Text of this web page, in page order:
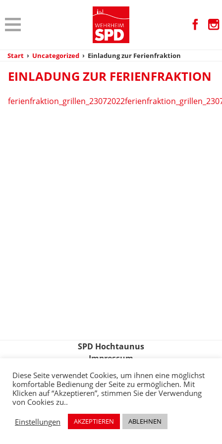
Start › Uncategorized › Einladung zur Ferienfraktion
EINLADUNG ZUR FERIENFRAKTION
ferienfraktion_grillen_23072022
SPD Hochtaunus
Impressum
Datenschutzerklärung
© SPD Wehrheimpowered by Taunus Webdesign
Diese Seite verwendet Cookies, um ihnen eine möglichst
komfortable Bedienung der Seite zu ermöglichen. Mit
Klicken auf “Akzeptieren”, stimmen Sie der Verwendung
von Cookies zu..
Einstellungen
AKZEPTIEREN ABLEHNEN